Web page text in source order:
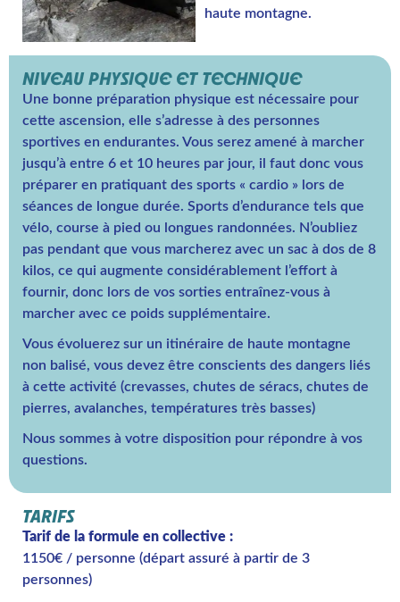
haute montagne.
NIVEAU PHYSIQUE ET TECHNIQUE
Une bonne préparation physique est nécessaire pour
cette ascension, elle s’adresse à des personnes
sportives en endurantes. Vous serez amené à marcher
jusqu’à entre 6 et 10 heures par jour, il faut donc vous
préparer en pratiquant des sports « cardio » lors de
séances de longue durée. Sports d’endurance tels que
vélo, course à pied ou longues randonnées. N’oubliez
pas pendant que vous marcherez avec un sac à dos de 8
kilos, ce qui augmente considérablement l’effort à
fournir, donc lors de vos sorties entraînez-vous à
marcher avec ce poids supplémentaire.
Vous évoluerez sur un itinéraire de haute montagne
non balisé, vous devez être conscients des dangers liés
à cette activité (crevasses, chutes de séracs, chutes de
pierres, avalanches, températures très basses)
Nous sommes à votre disposition pour répondre à vos
questions.
TARIFS
Tarif de la formule en collective :
1150€ / personne (départ assuré à partir de 3
personnes)